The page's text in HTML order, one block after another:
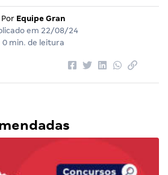
Por Equipe Gran
em 22/08/24
0 min. de leitura